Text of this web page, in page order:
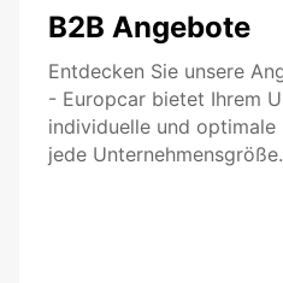
B2B Angebote
Entdecken Sie unsere
- Europcar bietet Ihrem
individuelle und
jede Unternehmensgröße.